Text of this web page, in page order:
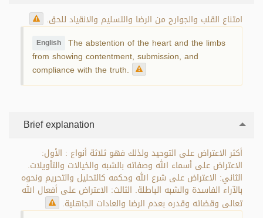
امتناع القلب والجوارح من الرضا والتسليم والانقياد للحق.
English The abstention of the heart and the limbs
from showing contentment, submission, and
compliance with the truth.
Brief explanation
أكثر الاعتراض على التوحيد ولذلك فهو ثلاثة أنواع : الأول:
الاعتراض على أسماء الله وصفاته بالشبه والخيالات والتأويلات.
الثاني: الاعتراض على شرع الله وحكمه كالتحليل والتحريم ونحوه
بالآراء الفاسدة والشبه الباطلة. الثالث: الاعتراض على أفعال الله
تعالى وقضائه وقدره بعدم الرضا والعادات الجاهلية.